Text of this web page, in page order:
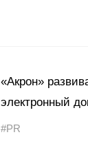
«Акрон»
электронный
#PR